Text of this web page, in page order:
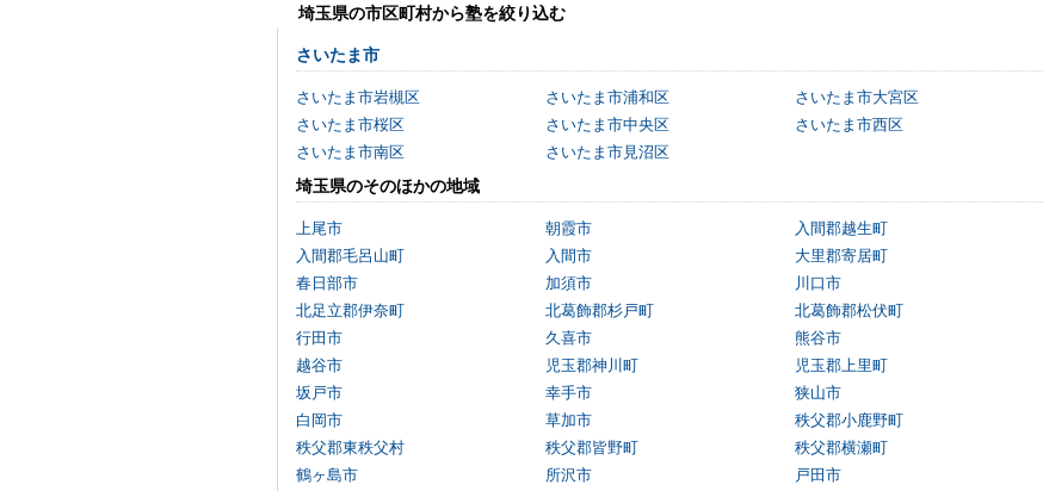
埼玉県の市区町村から塾を絞り込む
さいたま市
さいたま市岩槻区 さいたま市浦和区 さいたま市大宮区
さいたま市桜区
さいたま市中央区 さいたま市西区
さいたま市南区
さいたま市見沼区
埼玉県のそのほかの地域
上尾市 朝霞市 入間郡越生町
入間郡毛呂山町
入間市 大里郡寄居町
春日部市
加須市 川口市
北足立郡伊奈町
北葛飾郡杉戸町 北葛飾郡松伏町
行田市
久喜市 熊谷市
越谷市
児玉郡神川町 児玉郡上里町
坂戸市
幸手市 狭山市
白岡市
草加市 秩父郡小鹿野町
秩父郡東秩父村
秩父郡皆野町 秩父郡横瀬町
鶴ヶ島市
所沢市 戸田市